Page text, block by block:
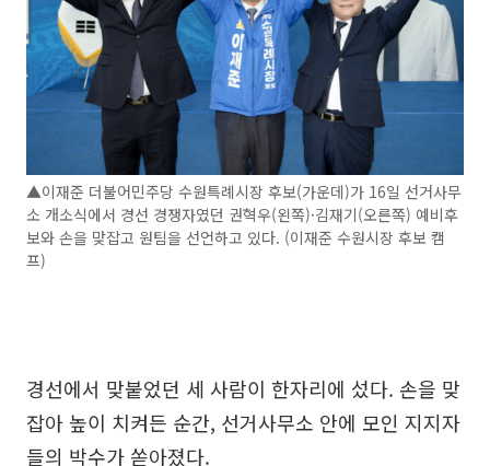
▲이재준 더불어민주당 수원특례시장 후보(가운데)가 16일 선거사무
소 개소식에서 경선 경쟁자였던 권혁우(왼쪽)·김재기(오른쪽) 예비후
보와 손을 맞잡고 원팀을 선언하고 있다. (이재준 수원시장 후보 캠
프)
경선에서 맞붙었던 세 사람이 한자리에 섰다. 손을 맞
잡아 높이 치켜든 순간, 선거사무소 안에 모인 지지자
들의 박수가 쏟아졌다.